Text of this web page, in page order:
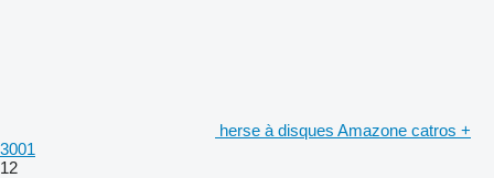
herse à disques Amazone catros +
3001
12